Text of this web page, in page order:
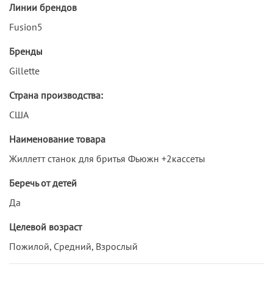
Линии брендов
Fusion5
Бренды
Gillette
Страна производства:
США
Наименование товара
Жиллетт станок для бритья Фьюжн +2кассеты
Беречь от детей
Да
Целевой возраст
Пожилой, Средний, Взрослый